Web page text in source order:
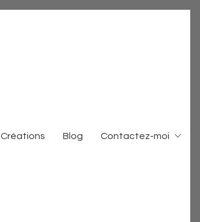
Créations Blog Contactez-moi